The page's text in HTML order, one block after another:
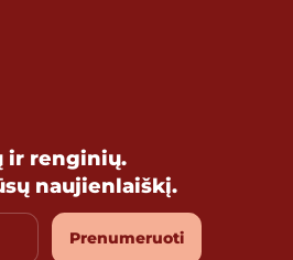
ir renginių.
naujienlaiškį.
Prenumeruoti